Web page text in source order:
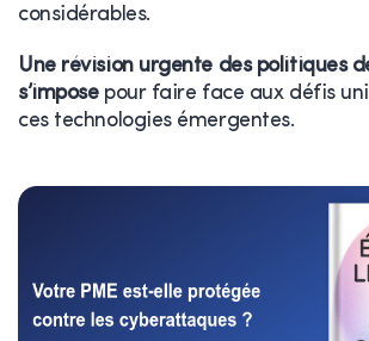
considérables.
Une révision urgente des politiques
s’imposepour faire face aux défis
ces technologies émergentes.